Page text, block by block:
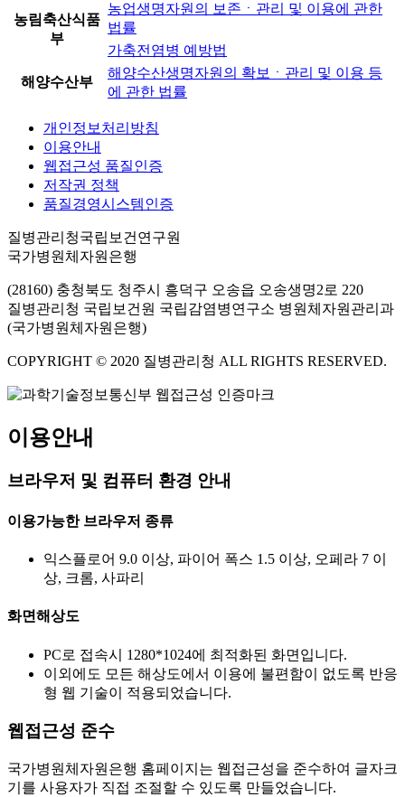
농림축산식품
부
농업생명자원의 보존ㆍ관리 및 이용에 관한
법률
가축전염병 예방법
해양수산부
해양수산생명자원의 확보ㆍ관리 및 이용 등
에 관한 법률
개인정보처리방침
이용안내
웹접근성 품질인증
저작권 정책
품질경영시스템인증
질병관리청국립보건연구원
국가병원체자원은행
(28160) 충청북도 청주시 흥덕구 오송읍 오송생명2로 220
질병관리청 국립보건원 국립감염병연구소 병원체자원관리과
(국가병원체자원은행)
COPYRIGHT © 2020 질병관리청 ALL RIGHTS RESERVED.
이용안내
브라우저 및 컴퓨터 환경 안내
이용가능한 브라우저 종류
익스플로어 9.0 이상, 파이어 폭스 1.5 이상, 오페라 7 이
상, 크롬, 사파리
화면해상도
PC로 접속시 1280*1024에 최적화된 화면입니다.
이외에도 모든 해상도에서 이용에 불편함이 없도록 반응
형 웹 기술이 적용되었습니다.
웹접근성 준수
국가병원체자원은행 홈페이지는 웹접근성을 준수하여 글자크
기를 사용자가 직접 조절할 수 있도록 만들었습니다.